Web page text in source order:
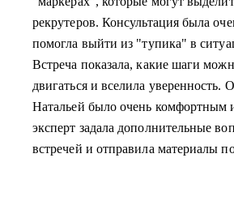
рекрутеров. Консультация была
помогла выйти из "тупика" в
Встреча показала, какие шаги
двигаться и вселила уверенность.
Натальей было очень комфортным
эксперт задала дополнительные
встречей и отправила материалы